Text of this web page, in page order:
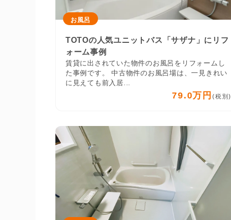
お風呂
TOTOの人気ユニットバス「サザナ」にリフ
ォーム事例
賃貸に出されていた物件のお風呂をリフォームし
た事例です。 中古物件のお風呂場は、一見きれい
に見えても前入居...
79.0万円 (税別)